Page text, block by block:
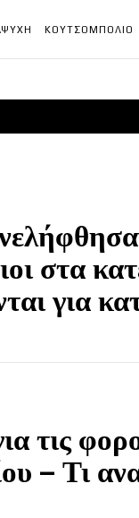
ΚΟΥΤΣΟΜΠΟΛΙΟ
στα
για
τις
– Τι